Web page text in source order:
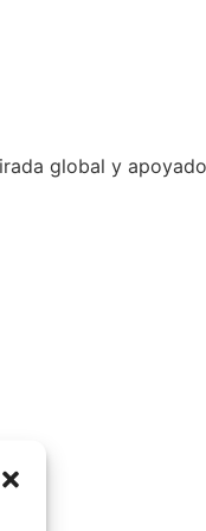
global y